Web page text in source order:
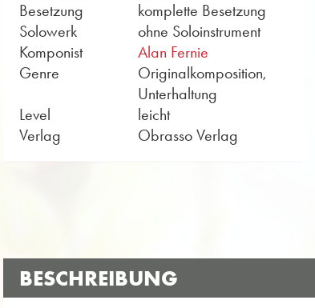
Besetzung
komplette Besetzung
Solowerk
ohne Soloinstrument
Komponist
Alan Fernie
Genre
Originalkomposition,
Unterhaltung
Level
leicht
Verlag
Obrasso Verlag
BESCHREIBUNG